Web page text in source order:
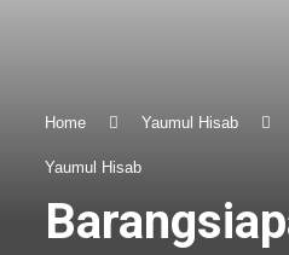
Home Yaumul Hisab
Yaumul Hisab